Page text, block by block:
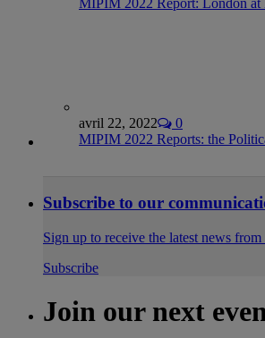
avril 22, 2022
0
MIPIM 2022 Reports: the
Subscribe to our
Sign up to receive the latest news
Subscribe
Join our next